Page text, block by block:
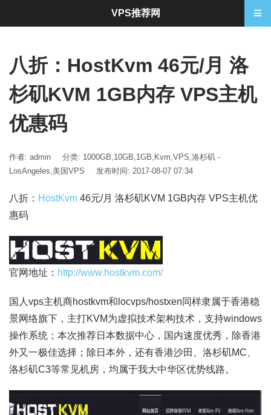
八折：HostKvm 46元/月 洛
杉矶KVM 1GB内存 VPS主机
优惠码
作者: admin 分类: 1000GB,10GB,1GB, Kvm,VPS,洛杉矶 -
LosAngeles,美国VPS 发布时间: 2017-08-07 07:34
八折： HostKvm 46元/月 洛杉矶KVM 1GB内存 VPS主机优
惠码
官网地址： http://www.hostkvm.com/
国人vps主机商hostkvm和locvps/hostxen同样隶属于香港稳
景网络旗下，主打KVM为虚拟技术架构技术，支持windows
操作系统；本次推荐日本数据中心，国内速度优秀，除香港
外又一极佳选择；除日本外，还有香港沙田、洛杉矶MC、
洛杉矶C3等常见机房，均属于我大中华区优势线路。
VPS推荐网